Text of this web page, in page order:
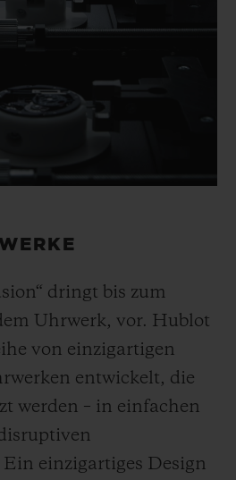
dringt bis zum
Uhrwerk, vor. Hublot
von einzigartigen
entwickelt, die
werden – in einfachen
einzigartiges Design